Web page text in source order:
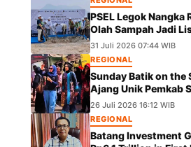
PSEL Legok Nangka
Olah Sampah Jadi
31 Juli 2026 07:44 WIB
REGIONAL
Sunday Batik on the
Ajang Unik Pemkab
UMKM dan
26 Juli 2026 16:12 WIB
REGIONAL
Batang Investment